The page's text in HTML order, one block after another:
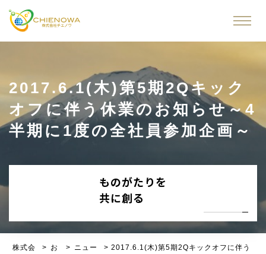
2017.6.1(木)第5期2Qキック
オフに伴う休業のお知らせ～4
半期に1度の全社員参加企画～
ものがたりを
共に創る
株式会
> お
> ニュー
> 2017.6.1(木)第5期2Qキックオフに伴う